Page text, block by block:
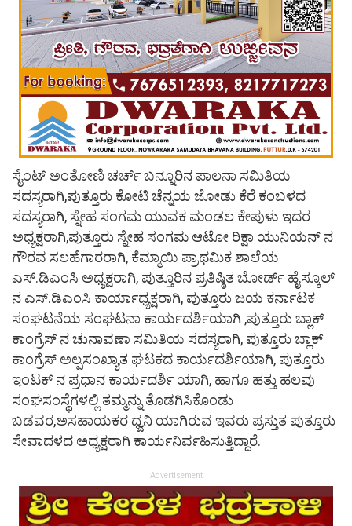
ಸೈಂಟ್ ಅಂತೋಣಿ ಚರ್ಚ್ ಬನ್ನೂರಿನ ಪಾಲನಾ ಸಮಿತಿಯ
ಸದಸ್ಯರಾಗಿ,ಪುತ್ತೂರು ಕೋಟಿ ಚೆನ್ನಯ ಜೋಡು ಕೆರೆ ಕಂಬಳದ
ಸದಸ್ಯರಾಗಿ, ಸ್ನೇಹ ಸಂಗಮ ಯುವಕ ಮಂಡಲ ಕೇಪುಳು ಇದರ
ಅಧ್ಯಕ್ಷರಾಗಿ,ಪುತ್ತೂರು ಸ್ನೇಹ ಸಂಗಮ ಆಟೋ ರಿಕ್ಷಾ ಯುನಿಯನ್ ನ
ಗೌರವ ಸಲಹೆಗಾರರಾಗಿ, ಕೆಮ್ಮಾಯಿ ಪ್ರಾಥಮಿಕ ಶಾಲೆಯ
ಎಸ್.ಡಿಎಂಸಿ ಅಧ್ಯಕ್ಷರಾಗಿ, ಪುತ್ತೂರಿನ ಪ್ರತಿಷ್ಠಿತ ಬೋರ್ಡ್ ಹೈಸ್ಕೂಲ್
ನ ಎಸ್.ಡಿಎಂಸಿ ಕಾರ್ಯಾಧ್ಯಕ್ಷರಾಗಿ, ಪುತ್ತೂರು ಜಯ ಕರ್ನಾಟಕ
ಸಂಘಟನೆಯ ಸಂಘಟನಾ ಕಾರ್ಯದರ್ಶಿಯಾಗಿ ,ಪುತ್ತೂರು ಬ್ಲಾಕ್
ಕಾಂಗ್ರೆಸ್ ನ ಚುನಾವಣಾ ಸಮಿತಿಯ ಸದಸ್ಯರಾಗಿ, ಪುತ್ತೂರು ಬ್ಲಾಕ್
ಕಾಂಗ್ರೆಸ್ ಅಲ್ಪಸಂಖ್ಯಾತ ಘಟಕದ ಕಾರ್ಯದರ್ಶಿಯಾಗಿ, ಪುತ್ತೂರು
ಇಂಟಕ್ ನ ಪ್ರಧಾನ ಕಾರ್ಯದರ್ಶಿ ಯಾಗಿ, ಹಾಗೂ ಹತ್ತು ಹಲವು
ಸಂಘಸಂಸ್ಥೆಗಳಲ್ಲಿ ತಮ್ಮನ್ನು ತೊಡಗಿಸಿಕೊಂಡು
ಬಡವರ,ಅಸಹಾಯಕರ ಧ್ವನಿ ಯಾಗಿರುವ ಇವರು ಪ್ರಸ್ತುತ ಪುತ್ತೂರು
ಸೇವಾದಳದ ಅಧ್ಯಕ್ಷರಾಗಿ ಕಾರ್ಯನಿರ್ವಹಿಸುತ್ತಿದ್ದಾರೆ.
Advertisement